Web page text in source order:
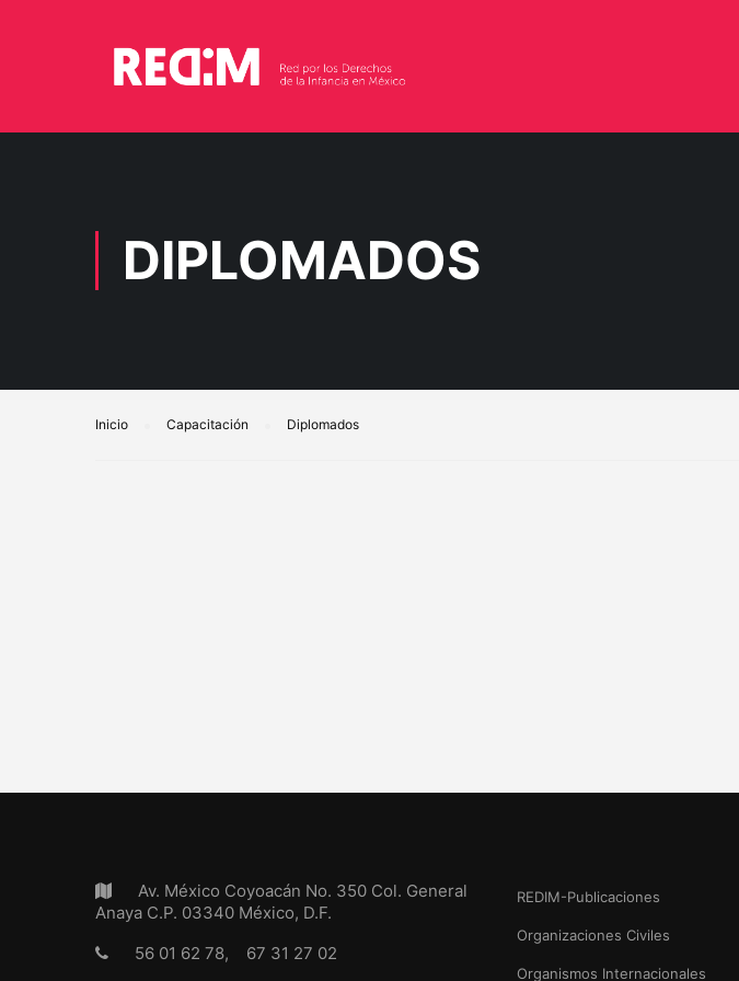
DIPLOMADOS
Inicio Capacitación Diplomados
Av. México Coyoacán No. 350 Col. General
Anaya C.P. 03340 México, D.F.
56 01 62 78, 67 31 27 02
REDIM-Publicaciones
Organizaciones Civiles
Organismos Internacionales